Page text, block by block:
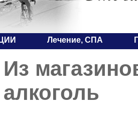
Лечение, СПА
Из
алкоголь